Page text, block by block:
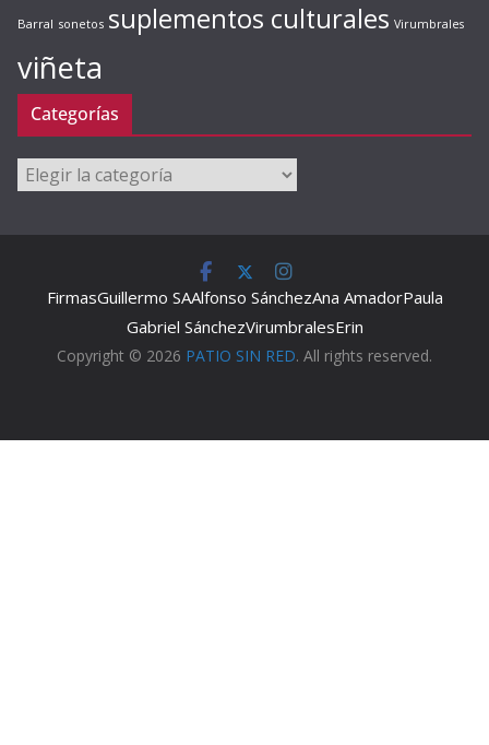
Barral sonetos suplementos culturales Virumbrales
viñeta
Categorías
Categorías
FirmasGuillermo SAAlfonso SánchezAna AmadorPaula
Gabriel SánchezVirumbralesErin
Copyright © 2026 PATIO SIN RED. All rights reserved.